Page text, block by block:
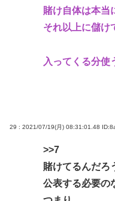
賭け自体は本当
それ以上に儲け
入ってくる分使
29 : 2021/07/19(月) 08:31:01.48
>>7
賭けてるんだろ
公表する必要の